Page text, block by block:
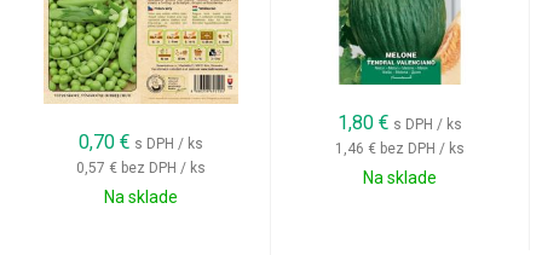
0,70 € s DPH / ks
0,57 € bez DPH / ks
Na sklade
1,80 € s DPH / ks
1,46 € bez DPH / ks
Na sklade